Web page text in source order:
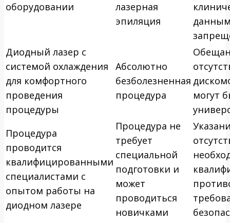
оборудовании
лазерная
эпиляция
Диодный лазер с
системой охлаждения
для комфортного
проведения
процедуры
Абсолютно
безболезненная
процедура
могут
Процедура
проводится
квалифицированными
специалистами с
опытом работы на
диодном лазере
Процедура не
требует
специальной
подготовки и
может
проводиться
новичками